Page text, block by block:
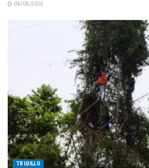
08/08/2026
TRUJILLO